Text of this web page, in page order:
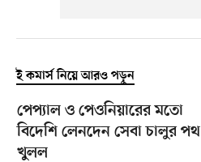
ই কমার্স নিয়ে আরও পড়ুন
পেপ্যাল ও পেওনিয়ারের মতো
বিদেশি লেনদেন সেবা চালুর পথ
খুলল